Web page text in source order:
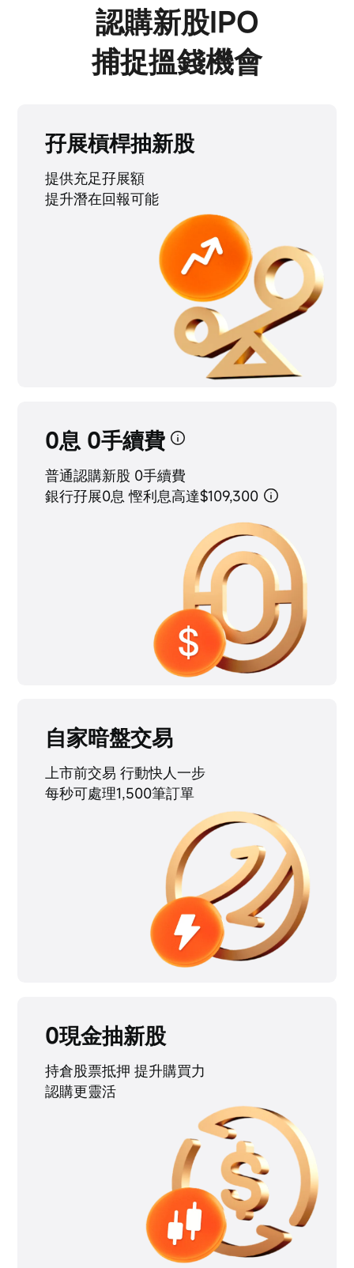
認購新股IPO
捕捉搵錢機會
孖展槓桿抽新股
提供充足孖展額
提升潛在回報可能
0息 0手續費
普通認購新股 0手續費
銀行孖展0息 慳利息高達$109,300
自家暗盤交易
上市前交易 行動快人一步
每秒可處理1,500筆訂單
0現金抽新股
持倉股票抵押 提升購買力
認購更靈活